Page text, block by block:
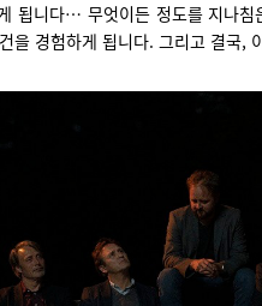
됩니다… 무엇이든 정도를 지나
을 경험하게 됩니다. 그리고 결국,